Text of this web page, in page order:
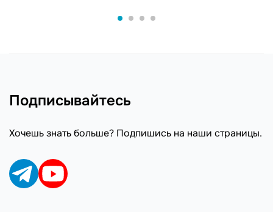
Подписывайтесь
Хочешь знать больше? Подпишись на наши страницы.